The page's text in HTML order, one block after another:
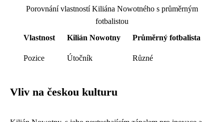
Porovnání vlastností Kiliána Nowotného s průměrným
fotbalistou
Vlastnost
Kilián Nowotny Průměrný fotbalista
Pozice Útočník Různé
Vliv na českou kulturu